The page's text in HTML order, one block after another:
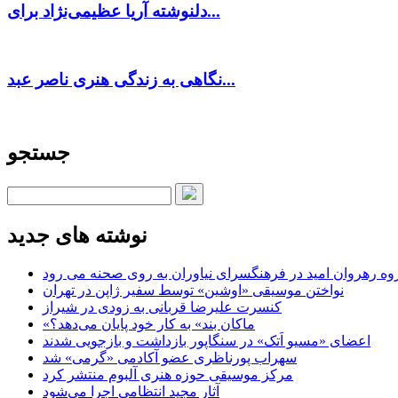
دلنوشته آریا عظیمی‌نژاد برای...
نگاهی به زندگی هنری ناصر عبد...
جستجو
نوشته های جدید
رهروان امید در فرهنگسرای نیاوران به روی صحنه می رود
نواختن موسیقی «اوشین» توسط سفیر ژاپن در تهران
کنسرت علیرضا قربانی به زودی در شیراز
«ماکان بند» به کار خود پایان می‌دهد؟
اعضای «مسیو اَتک» در سنگاپور بازداشت و بازجویی شدند
سهراب پورناظری عضو آکادمی «گرمی» شد
مرکز موسیقی حوزه هنری آلبوم منتشر کرد
آثار مجید انتظامی اجرا می‌شود